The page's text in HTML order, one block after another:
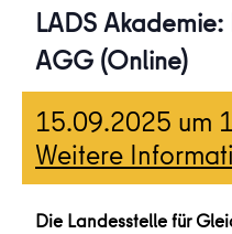
LADS
AGG (Online)
15.09.2025 um
Weitere
Die Landesstelle für